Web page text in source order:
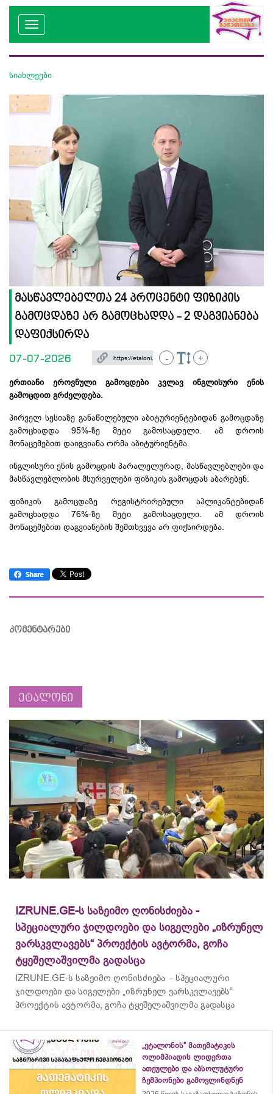
სიახლეები
მასწავლებელთა 24 პროცენტი ფიზიკის
გამოცდაზე არ გამოცხადდა - 2 დაგვიანება
დაფიქსირდა
07-07-2026 - +
ერთიანი ეროვნული გამოცდები კვლავ ინგლისური ენის
გამოცდით გრძელდება.
პირველ სესიაზე განაწილებულიაბიტურიენტებიდან გამოცდაზე
გამოცხადდა 95%-ზე მეტი გამოსაცდელი. ამ დროის
მონაცემებით დაიგვიანა ორმა აბიტურიენტმა.
ინგლისური ენის გამოცდის პარალელურად, მასწავლებლები და
მასწავლებლობის მსურველები ფიზიკის გამოცდას აბარებენ.
ფიზიკის გამოცდაზე რეგისტრირებული აპლიკანტებიდან
გამოცხადდა 76%-ზე მეტი გამოსაცდელი. ამ დროის
მონაცემებით დაგვიანების შემთხვევა არ ფიქსირდება.
კომენტარები
ეტალონი
IZRUNE.GE-ს საზეიმო ღონისძიება -
სპეციალური ჯილდოები და სიგელები „იზრუნელ
ვარსკვლავებს“ პროექტის ავტორმა, გოჩა
ტყეშელაშვილმა გადასცა
IZRUNE.GE-ს საზეიმო ღონისძიება - სპეციალური
ჯილდოები და სიგელები „იზრუნელ ვარსკვლავებს“
პროექტის ავტორმა, გოჩა ტყეშელაშვილმა გადასცა
„ეტალონის“ მათემატიკის
ოლიმპიადის ლიდერთა
ათეულები და აბსოლუტური
ჩემპიონები გამოვლინდნენ